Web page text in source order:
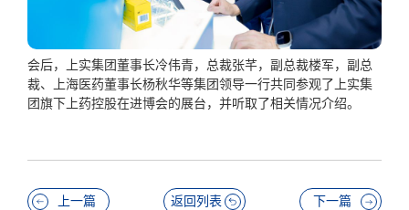
会后，上实集团董事长冷伟青，总裁张芊，副总裁楼军，副总
裁、上海医药董事长杨秋华等集团领导一行共同参观了上实集
团旗下上药控股在进博会的展台，并听取了相关情况介绍。
上一篇 返回列表 下一篇